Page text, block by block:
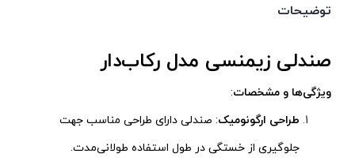
توضیحات
صندلی زیمنسی مدل رکاب‌دار
ویژگی‌ها و مشخصات:
طراحی ارگونومیک: صندلی دارای طراحی مناسب جهت
جلوگیری از خستگی در طول استفاده طولانی‌مدت.